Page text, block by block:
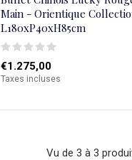
Main - Orientique
L180xP40xH85cm
€1.275,00
Taxes incluses
Vu de 3 à 3